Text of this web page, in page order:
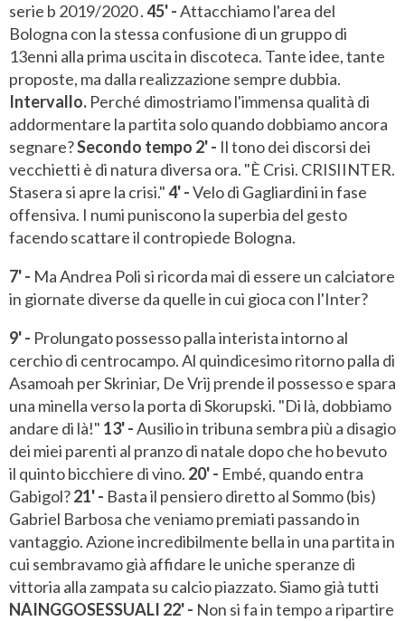
serie b 2019/2020 .45' -Attacchiamo l'area del
Bologna con la stessa confusione di un gruppo di
13enni alla prima uscita in discoteca. Tante idee, tante
proposte, ma dalla realizzazione sempre dubbia.
Intervallo. Perché dimostriamo l'immensa qualità di
addormentare la partita solo quando dobbiamo ancora
segnare?Secondo tempo 2' - Il tono dei discorsi dei
vecchietti è di natura diversa ora. "È Crisi. CRISIINTER.
Stasera si apre la crisi."4' -Velo di Gagliardini in fase
offensiva. I numi puniscono la superbia del gesto
facendo scattare il contropiede Bologna.
7' - Ma Andrea Poli si ricorda mai di essere un calciatore
in giornate diverse da quelle in cui gioca con l'Inter?
9' - Prolungato possesso palla interista intorno al
cerchio di centrocampo. Al quindicesimo ritorno palla di
Asamoah per Skriniar, De Vrij prende il possesso e spara
una minella verso la porta di Skorupski. "Di là, dobbiamo
andare di là!" 13' -Ausilio in tribuna sembra più a disagio
dei miei parenti al pranzo di natale dopo che ho bevuto
il quinto bicchiere di vino. 20' - Embé, quando entra
Gabigol?21' - Basta il pensiero diretto al Sommo (bis)
Gabriel Barbosa che veniamo premiati passando in
vantaggio. Azione incredibilmente bella in una partita in
cui sembravamo già affidare le uniche speranze di
vittoria alla zampata su calcio piazzato. Siamo già tutti
NAINGGOSESSUALI 22' - Non si fa in tempo a ripartire